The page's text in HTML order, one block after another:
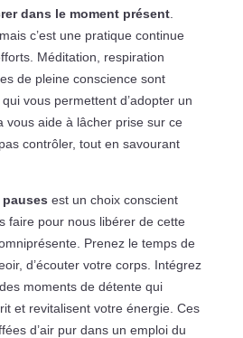
dans le moment présent.
c’est une pratique continue
Méditation, respiration
de pleine conscience sont
vous permettent d’adopter un
vous aide à lâcher prise sur ce
contrôler, tout en savourant
est un choix conscient
faire pour nous libérer de cette
Prenez le temps de
d’écouter votre corps. Intégrez
moments de détente qui
et revitalisent votre énergie. Ces
d’air pur dans un emploi du